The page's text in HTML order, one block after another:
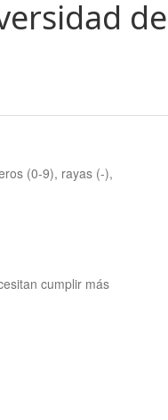
de
(0-9), rayas (-),
cumplir más